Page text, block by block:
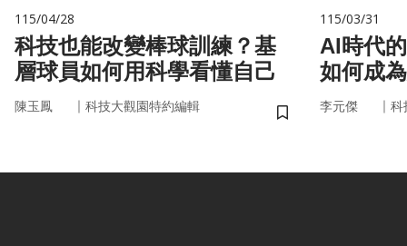
115/04/28
科技也能改變棒球訓練？基
層球員如何用科學看懂自己
陳玉鳳 ｜ 科技大觀園特約編輯
儲存書籤
115/03/31
AI時代
如何成
李元傑 ｜ 科